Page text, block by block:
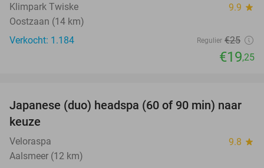
Klimpark Twiske 9.9 star
Oostzaan (14 km)
Verkocht: 1.184
Regulier €25
€19,25
39%
Japanese (duo) headspa (60 of 90 min) naar
keuze
Veloraspa 9.8 star
Aalsmeer (12 km)